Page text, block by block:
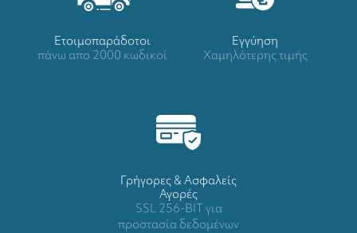
Ετοιμοπαράδοτοι
πάνω απο 2000 κωδικοί
Eγγύηση
Χαμηλότερης τιμής
Γρήγορες & Ασφαλείς
Αγορές
SSL 256-BIT για
προστασία δεδομένων